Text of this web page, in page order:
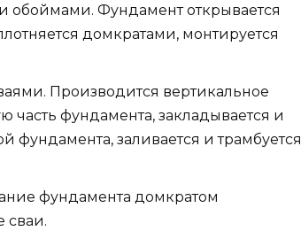
обоймами. Фундамент открывается
домкратами, монтируется
Производится вертикальное
фундамента, закладывается и
фундамента, заливается и трамбуется
фундамента домкратом
сваи.